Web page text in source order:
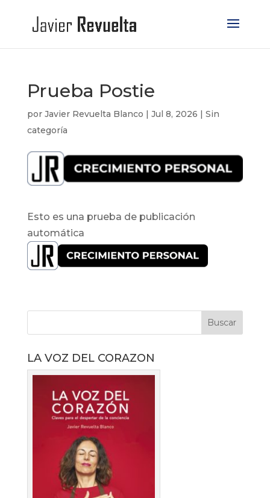
Prueba Postie
por Javier Revuelta Blanco | Jul 8, 2026 | Sin
categoría
Esto es una prueba de publicación
automática
LA VOZ DEL CORAZON